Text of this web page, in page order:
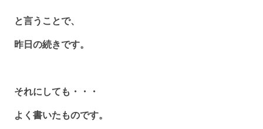
と言うことで、
昨日の続きです。
それにしても・・・
よく書いたものです。